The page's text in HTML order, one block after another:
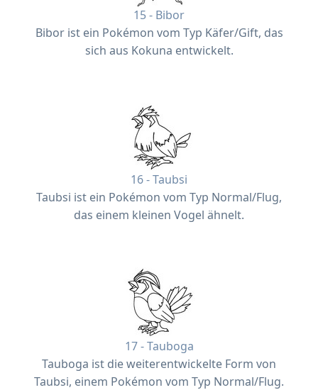
15 - Bibor
Bibor ist ein Pokémon vom Typ Käfer/Gift, das
sich aus Kokuna entwickelt.
16 - Taubsi
Taubsi ist ein Pokémon vom Typ Normal/Flug,
das einem kleinen Vogel ähnelt.
17 - Tauboga
Tauboga ist die weiterentwickelte Form von
Taubsi, einem Pokémon vom Typ Normal/Flug.